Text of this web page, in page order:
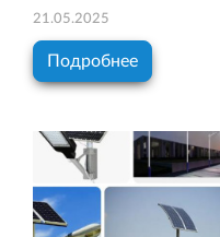
21.05.2025
Подробнее